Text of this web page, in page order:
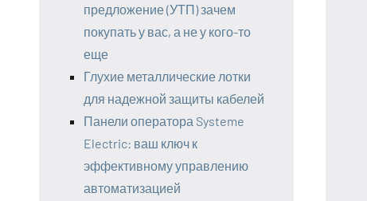
предложение (УТП) зачем
покупать у вас, а не у кого-то
еще
Глухие металлические лотки
для надежной защиты кабелей
Панели оператора Systeme
Electric: ваш ключ к
эффективному управлению
автоматизацией